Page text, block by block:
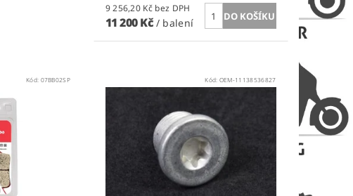
9 256,20 Kč bez DPH
11 200 Kč / balení
Kód: 07BB02SP Kód: OEM-11138536827